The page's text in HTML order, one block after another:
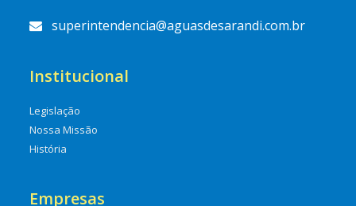
superintendencia@aguasdesarandi.com.br
Institucional
Legislação
Nossa Missão
História
Empresas